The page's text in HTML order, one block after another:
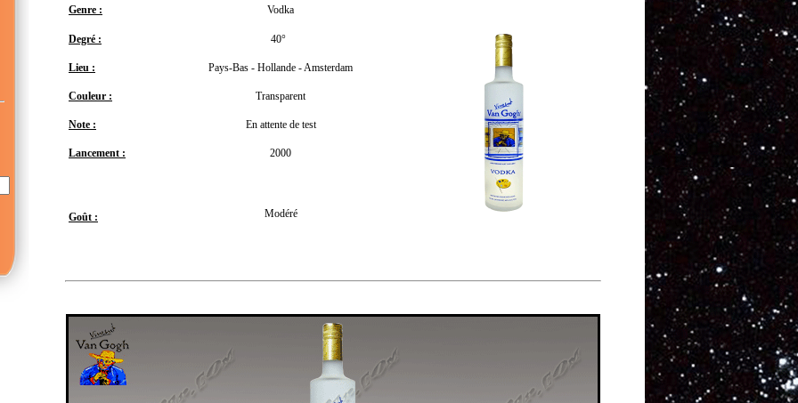
Genre : Vodka
Degré : 40°
Lieu : Pays-Bas - Hollande - Amsterdam
Couleur : Transparent
Note : En attente de test
Lancement : 2000
Goût : Modéré